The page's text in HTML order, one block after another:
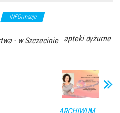
INFOrmacje
- w Szczecinie
apteki dyżurne
ARCHIWUM.